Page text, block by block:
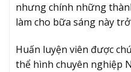
nhưng chính những
làm cho bữa sáng này
Huấn luyện viên được
thể hình chuyên nghiệp